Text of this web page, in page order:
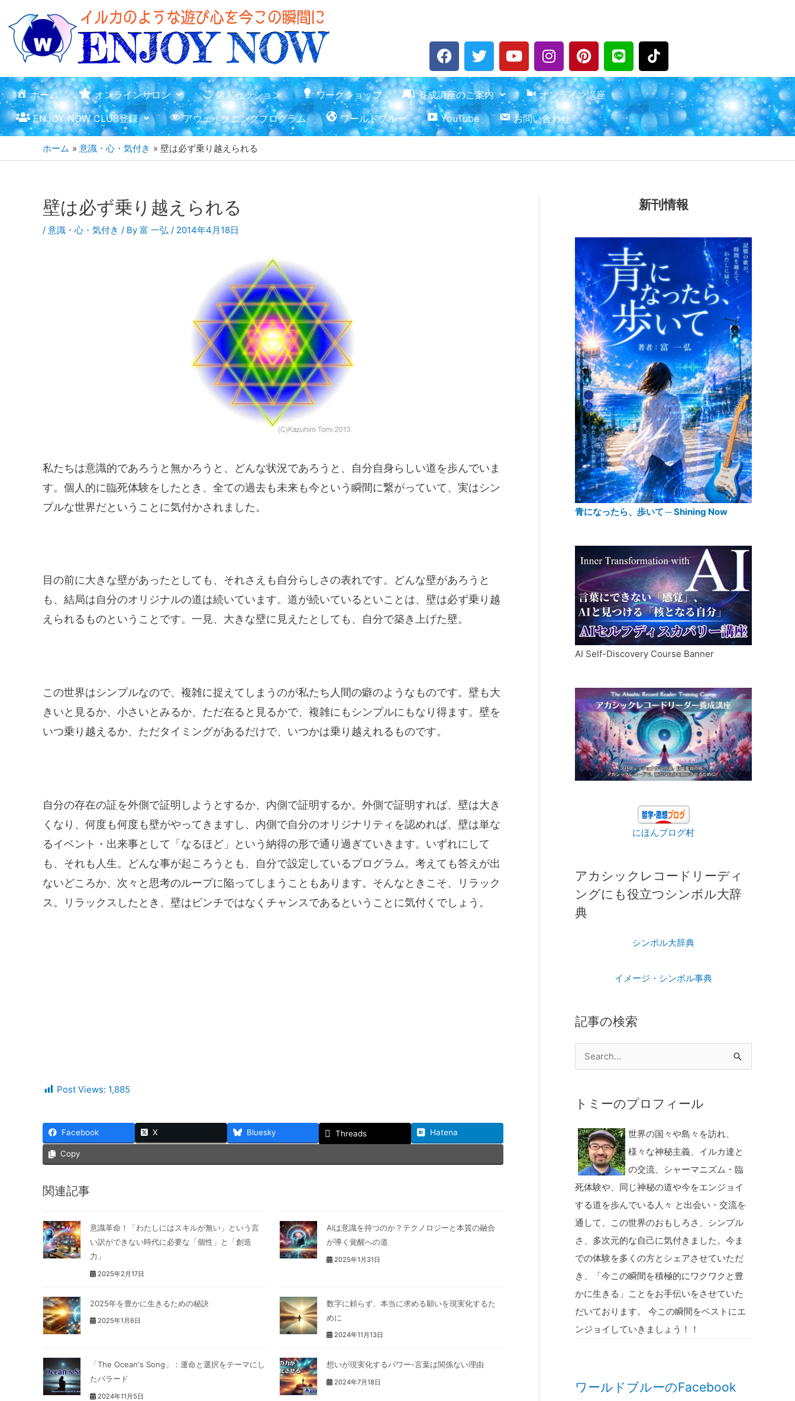
F
a
c
e
b
o
o
T
w
i
t
t
e
r
Y
o
u
t
u
b
e
I
n
s
t
a
g
r
m
P
i
n
t
e
r
e
t
L
i
n
e
ホーム オンラインサロン 個人セッション ワークショップ 養成講座のご案内
オンライン講座
ENJOY NOW CLUB登録
アウェイクニングプログラム ワールドブルー YouTube お問い合わせ
ホーム 意識・心・気付き 壁は必ず乗り越えられる
壁は必ず乗り越えられる
/ 意識・心・気付き / By 富 一弘 / 2014年4月18日
私たちは意識的であろうと無かろうと、どんな状況であろうと、自分自身らしい道を歩んでいま
す。個人的に臨死体験をしたとき、全ての過去も未来も今という瞬間に繋がっていて、実はシン
プルな世界だということに気付かされました。
目の前に大きな壁があったとしても、それさえも自分らしさの表れです。どんな壁があろうと
も、結局は自分のオリジナルの道は続いています。道が続いているといことは、壁は必ず乗り越
えられるものということです。一見、大きな壁に見えたとしても、自分で築き上げた壁。
この世界はシンプルなので、複雑に捉えてしまうのが私たち人間の癖のようなものです。壁も大
きいと見るか、小さいとみるか、ただ在ると見るかで、複雑にもシンプルにもなり得ます。壁を
いつ乗り越えるか、ただタイミングがあるだけで、いつかは乗り越えれるものです。
自分の存在の証を外側で証明しようとするか、内側で証明するか。外側で証明すれば、壁は大き
くなり、何度も何度も壁がやってきますし、内側で自分のオリジナリティを認めれば、壁は単な
るイベント・出来事として「なるほど」という納得の形で通り過ぎていきます。いずれにして
も、それも人生。どんな事が起ころうとも、自分で設定しているプログラム。考えても答えが出
ないどころか、次々と思考のループに陥ってしまうこともあります。そんなときこそ、リラック
ス。リラックスしたとき、壁はピンチではなくチャンスであるということに気付くでしょう。
Post Views: 1,885
Facebook X Bluesky Threads Hatena
Copy
関連記事
意識革命！「わたしにはスキルが無い」という言
い訳ができない時代に必要な「個性」と「創造
力」
2025年2月17日
AIは意識を持つのか？テクノロジーと本質の融合
が導く覚醒への道
2025年1月31日
2025年を豊かに生きるための秘訣
2025年1月6日
数字に頼らず、本当に求める願いを現実化するた
めに
2024年11月13日
「The Ocean's Song」：運命と選択をテーマにし
たバラード
2024年11月5日
想いが現実化するパワー-言葉は関係ない理由
2024年7月18日
新刊情報
青になったら、歩いて ─ Shining Now
AI Self-Discovery Course Banner
にほんブログ村
アカシックレコードリーディ
ングにも役立つシンボル大辞
典
シンボル大辞典
イメージ・シンボル事典
記事の検索
トミーのプロフィール
世界の国々や島々を訪れ、
様々な神秘主義、イルカ達と
の交流、シャーマニズム・臨
死体験や、同じ神秘の道や今をエンジョイ
する道を歩んでいる人々 と出会い・交流を
通して、この世界のおもしろさ、シンプル
さ、多次元的な自己に気付きました。今ま
での体験を多くの方とシェアさせていただ
き、「今この瞬間を積極的にワクワクと豊
かに生きる」ことをお手伝いをさせていた
だいております。 今この瞬間をベストにエ
ンジョイしていきましょう！！
ワールドブルーのFacebook